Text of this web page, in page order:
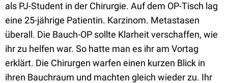
als PJ-Student in der Chirurgie. Auf dem OP-Tisch lag
eine 25-jährige Patientin. Karzinom. Metastasen
überall. Die Bauch-OP sollte Klarheit verschaffen, wie
ihr zu helfen war. So hatte man es ihr am Vortag
erklärt. Die Chirurgen warfen einen kurzen Blick in
ihren Bauchraum und machten gleich wieder zu. Ihr